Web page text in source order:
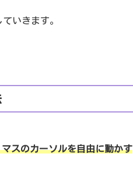
いきます。
マスのカーソルを自由に動かす